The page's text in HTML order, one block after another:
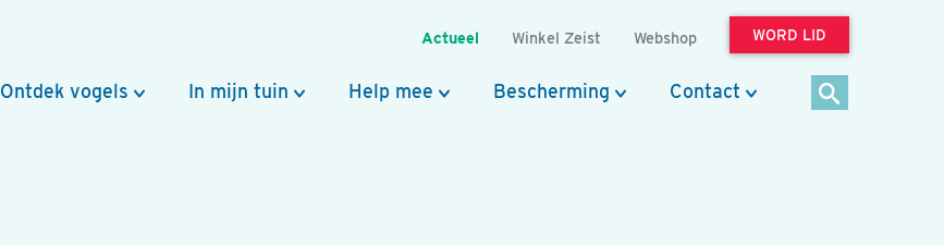
Actueel Winkel Zeist Webshop WORD LID
Ontdek vogels In mijn tuin Help mee Bescherming Contact